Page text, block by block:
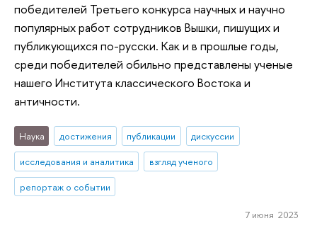
победителей Третьего конкурса научных и научно
популярных работ сотрудников Вышки, пишущих и
публикующихся по-русски. Как и в прошлые годы,
среди победителей обильно представлены ученые
нашего Института классического Востока и
античности.
Наука достижения публикации
дискуссии
исследования и аналитика
взгляд ученого
репортаж о событии
7 июня 2023